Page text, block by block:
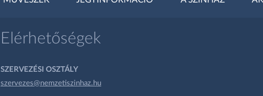
Elérhetőségek
SZERVEZÉSI OSZTÁLY
szervezes@nemzetiszinhaz.hu